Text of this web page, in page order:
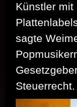
Künstler mit
sagte
Steuerrecht.